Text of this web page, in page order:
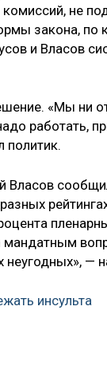
не
закона, по
и Власов
«Мы ни
работать,
политик.
Власов
мандатным
—
инсульта